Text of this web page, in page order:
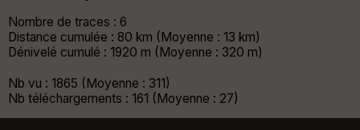
Nombre de traces : 6
Distance cumulée : 80 km (Moyenne : 13 km)
Dénivelé cumulé : 1920 m (Moyenne : 320 m)
Nb vu : 1865 (Moyenne : 311)
Nb téléchargements : 161 (Moyenne : 27)